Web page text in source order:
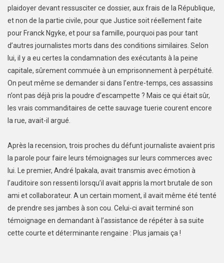
plaidoyer devant ressusciter ce dossier, aux frais de la République,
et non de la partie civile, pour que Justice soit réellement faite
pour Franck Ngyke, et pour sa famille, pourquoi pas pour tant
d’autres journalistes morts dans des conditions similaires. Selon
lui, il y a eu certes la condamnation des exécutants à la peine
capitale, sûrement commuée à un emprisonnement à perpétuité.
On peut même se demander si dans l’entre-temps, ces assassins
n’ont pas déjà pris la poudre d’escampette ? Mais ce qui était sûr,
les vrais commanditaires de cette sauvage tuerie courent encore
la rue, avait-il argué.
Après la recension, trois proches du défunt journaliste avaient pris
la parole pour faire leurs témoignages sur leurs commerces avec
lui. Le premier, André Ipakala, avait transmis avec émotion à
l’auditoire son ressenti lorsqu’il avait appris la mort brutale de son
ami et collaborateur. A un certain moment, il avait même été tenté
de prendre ses jambes à son cou. Celui-ci avait terminé son
témoignage en demandant à l’assistance de répéter à sa suite
cette courte et déterminante rengaine : Plus jamais ça !